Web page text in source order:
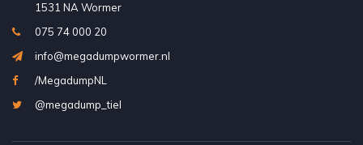
1531 NA Wormer
075 74 000 20
info@megadumpwormer.nl
/MegadumpNL
@megadump_tiel